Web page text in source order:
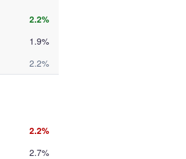
2.2%
1.9%
2.2%
2.2%
2.7%